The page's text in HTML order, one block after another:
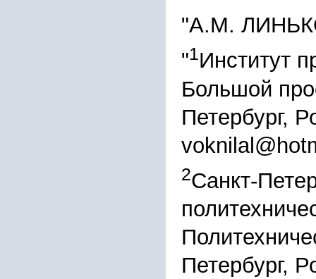
"А.М.
"1Институт
Большой
Петербург,
2Санкт-
Петербург,